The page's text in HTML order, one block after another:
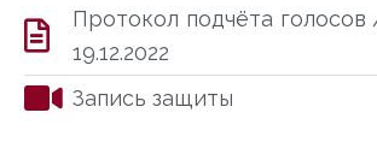
Протокол подчёта
19.12.2022
Запись защиты